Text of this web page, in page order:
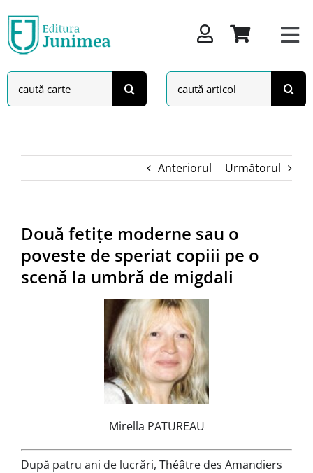
to
content
Search
for:
Search
for:
Anteriorul Următorul
Două fetițe moderne sau o
poveste de speriat copiii pe o
scenă la umbră de migdali
Mirella PATUREAU
După patru ani de lucrări, Théâtre des Amandiers